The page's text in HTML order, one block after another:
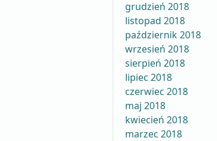
grudzień 2018
listopad 2018
październik 2018
wrzesień 2018
sierpień 2018
lipiec 2018
czerwiec 2018
maj 2018
kwiecień 2018
marzec 2018